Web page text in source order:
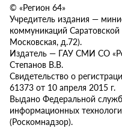
© «Регион 64»
Учредитель издания —
коммуникаций Саратовской
Московская, д.72).
Издатель — ГАУ СМИ СО
Степанов В.В.
Свидетельство о
61373 от 10 апреля 2015 г.
Выдано Федеральной
информационных
(Роскомнадзор).